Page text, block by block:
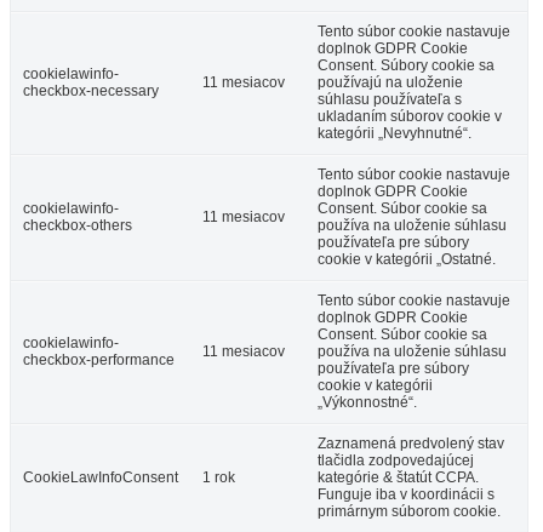
cookielawinfo-
checkbox-necessary
11 mesiacov
Tento súbor cookie nastavuje
doplnok GDPR Cookie
Consent. Súbory cookie sa
používajú na uloženie
súhlasu používateľa s
ukladaním súborov cookie v
kategórii „Nevyhnutné“.
cookielawinfo-
checkbox-others
11 mesiacov
Tento súbor cookie nastavuje
doplnok GDPR Cookie
Consent. Súbor cookie sa
používa na uloženie súhlasu
používateľa pre súbory
cookie v kategórii „Ostatné.
cookielawinfo-
checkbox-performance
11 mesiacov
Tento súbor cookie nastavuje
doplnok GDPR Cookie
Consent. Súbor cookie sa
používa na uloženie súhlasu
používateľa pre súbory
cookie v kategórii
„Výkonnostné“.
CookieLawInfoConsent 1 rok
Zaznamená predvolený stav
tlačidla zodpovedajúcej
kategórie & štatút CCPA.
Funguje iba v koordinácii s
primárnym súborom cookie.